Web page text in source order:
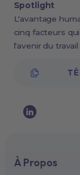
Spotlight
L'avantage
cinq facteurs
l'avenir du travail
À Propos